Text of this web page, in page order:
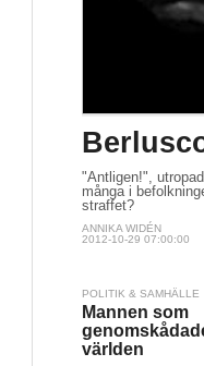
"Äntligen!",
många i
straffet?
ANNIKA WIDÉN
2012-10-29 07:00:00
POLITIK & SAMHÄLLE
Mannen som
världen